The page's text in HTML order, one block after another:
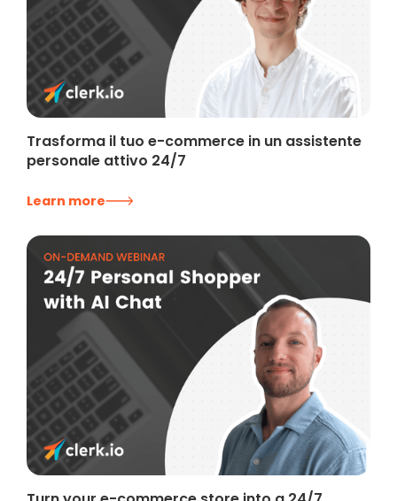
Trasforma il tuo e-commerce in un assistente
personale attivo 24/7
Learn more